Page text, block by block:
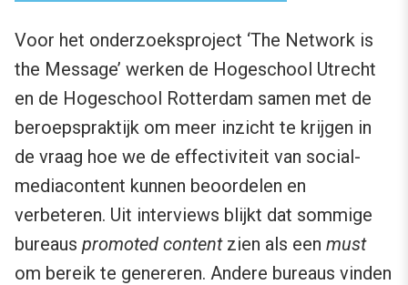
Voor het onderzoeksproject ‘The Network is
the Message’ werken de Hogeschool Utrecht
en de Hogeschool Rotterdam samen met de
beroepspraktijk om meer inzicht te krijgen in
de vraag hoe we de effectiviteit van social-
mediacontent kunnen beoordelen en
verbeteren. Uit interviews blijkt dat sommige
bureaus promoted contentzien als een must
om bereik te genereren. Andere bureaus vinden